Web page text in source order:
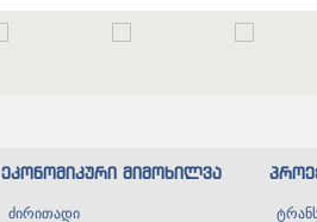
ეკონომიკური მიმოხილვა
ძირითადი